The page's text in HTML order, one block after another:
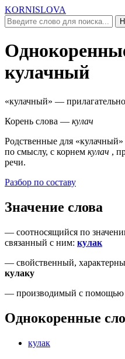
KORNISLOVA
кулачный
«кулачный» —
Корень слова — кулач
Родственные для «кулачный»
по смыслу, c корнем кулач ,
речи.
Разбор по составу
Значение слова
— соотносящийся по
связанный с ним: кулак
— свойственный,
кулаку
— производимый с помощью
Однокоренные
кулак